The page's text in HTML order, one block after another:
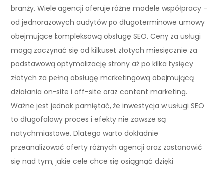
branży. Wiele agencji oferuje różne modele współpracy –
od jednorazowych audytów po długoterminowe umowy
obejmujące kompleksową obsługę SEO. Ceny za usługi
mogą zaczynać się od kilkuset złotych miesięcznie za
podstawową optymalizację strony aż po kilka tysięcy
złotych za pełną obsługę marketingową obejmującą
działania on-site i off-site oraz content marketing.
Ważne jest jednak pamiętać, że inwestycja w usługi SEO
to długofalowy proces i efekty nie zawsze są
natychmiastowe. Dlatego warto dokładnie
przeanalizować oferty różnych agencji oraz zastanowić
się nad tym, jakie cele chce się osiągnąć dzięki